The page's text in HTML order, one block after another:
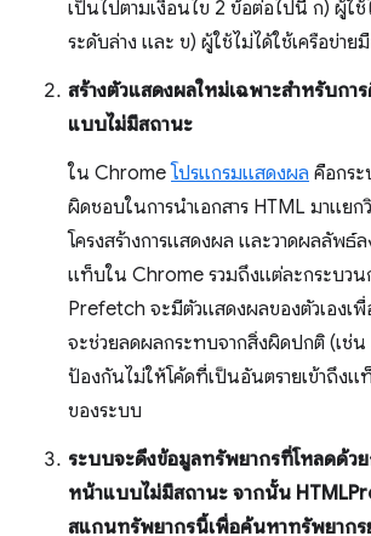
เป็นไปตามเงื่อนไข 2 ข้อต่อไปนี้ ก) ผู้ใ
ระดับล่าง และ ข) ผู้ใช้ไม่ได้ใช้เครือข่าย
สร้างตัวแสดงผลใหม่เฉพาะสำหรับกา
แบบไม่มีสถานะ
ใน Chrome โปรแกรมแสดงผล คือกร
ผิดชอบในการนำเอกสาร HTML มาแยกวิ
โครงสร้างการแสดงผล และวาดผลลัพ
แท็บใน Chrome รวมถึงแต่ละกระบวน
Prefetch จะมีตัวแสดงผลของตัวเองเพื่
จะช่วยลดผลกระทบจากสิ่งผิดปกติ (เช่
ป้องกันไม่ให้โค้ดที่เป็นอันตรายเข้าถึง
ของระบบ
ระบบจะดึงข้อมูลทรัพยากรที่โหลดด้ว
หน้าแบบไม่มีสถานะ จากนั้น
สแกนทรัพยากรนี้เพื่อค้นหาทรัพยาก